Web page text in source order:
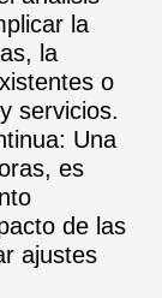
la
la
o
servicios.
Una
es
de las
ajustes